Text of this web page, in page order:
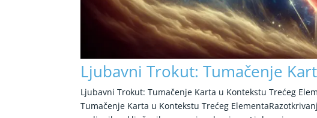
Ljubavni Trokut: Tumačenje
Ljubavni Trokut: Tumačenje Karta u Kontekstu Trećeg
Tumačenje Karta u Kontekstu Trećeg